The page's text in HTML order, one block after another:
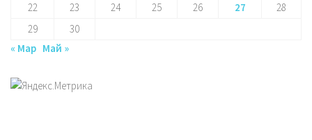
22
23 24 25 26 27
28
29
30
« Мар Май »